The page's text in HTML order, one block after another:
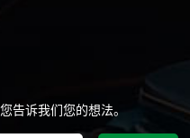
告诉我们您的想法。